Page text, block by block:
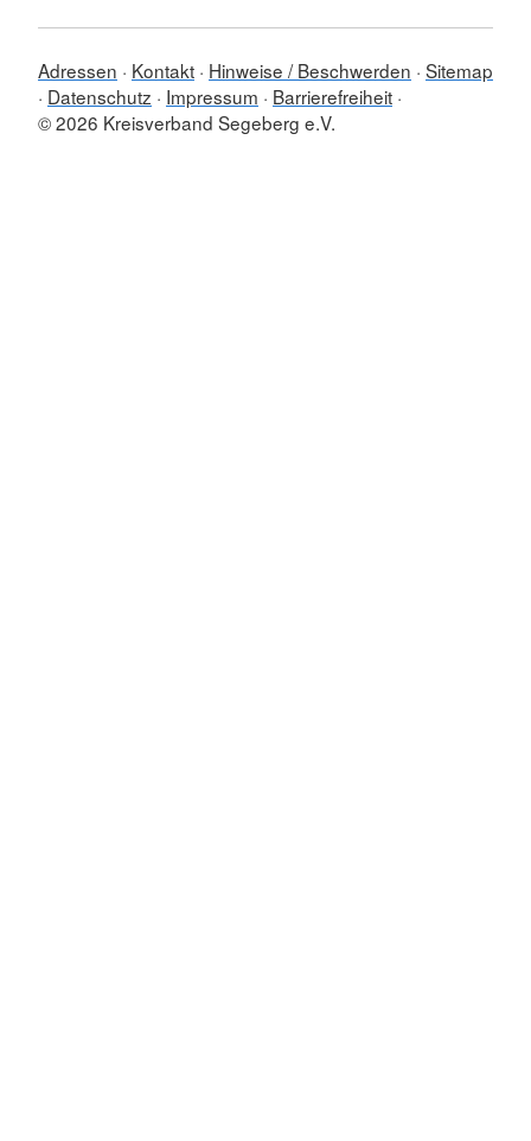
Adressen Kontakt Hinweise / Beschwerden Sitemap
Datenschutz
Impressum
Barrierefreiheit
© 2026 Kreisverband Segeberg e.V.